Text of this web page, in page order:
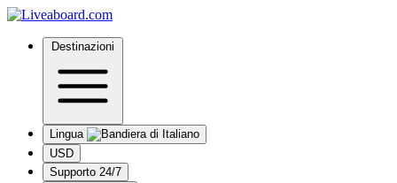
Destinazioni
Lingua
USD
Supporto 24/7